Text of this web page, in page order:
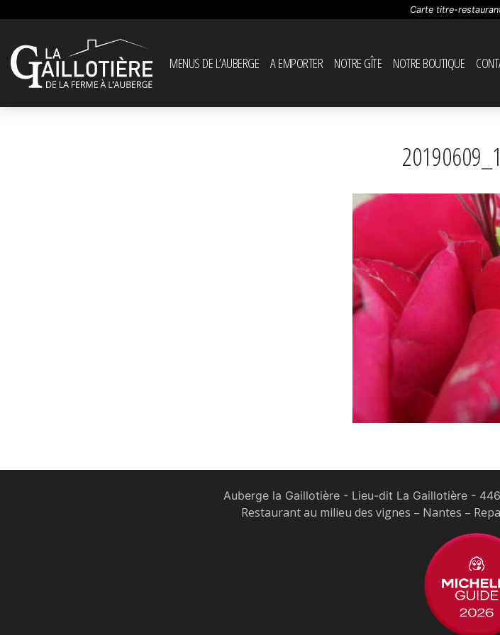
Carte titre-
MENUS DE L’AUBERGE A EMPORTER NOTRE GÎTE NOTRE BOUTIQUE
Auberge la Gaillotière - Lieu-dit La Gaillotière -
Restaurant au milieu des vignes – Nantes –